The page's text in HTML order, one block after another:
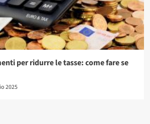
per ridurre le tasse: come fare se
2025